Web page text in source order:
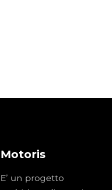
Motoris
E’ un progetto